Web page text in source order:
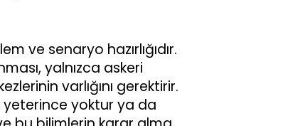
ve senaryo hazırlığıdır.
yalnızca askeri
varlığını gerektirir.
yeterince yoktur ya da